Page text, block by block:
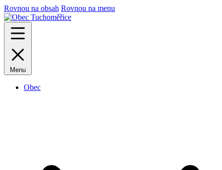
Rovnou na obsah Rovnou na menu
Menu
Obec